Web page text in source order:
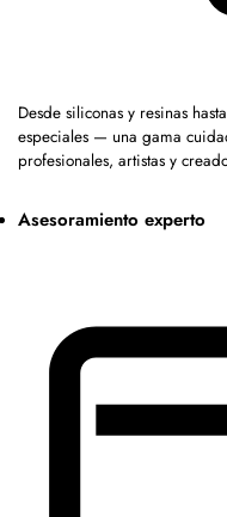
Desde siliconas y resinas
especiales — una gama
profesionales, artistas y
Asesoramiento experto